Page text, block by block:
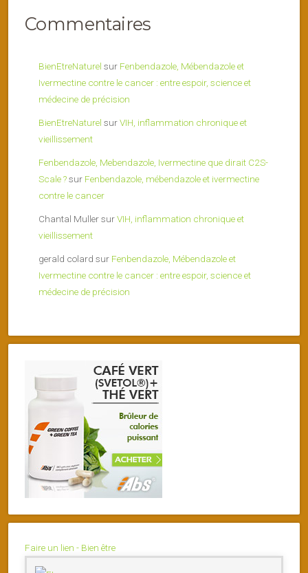
Commentaires
BienEtreNaturel sur Fenbendazole, Mébendazole et
Ivermectine contre le cancer : entre espoir, science et
médecine de précision
BienEtreNaturel surVIH, inflammation chronique et
vieillissement
Fenbendazole, Mebendazole, Ivermectine que dirait C2S-
Scale ?sur Fenbendazole, mébendazole et ivermectine
contre le cancer
Chantal MullersurVIH, inflammation chronique et
vieillissement
gerald colard sur Fenbendazole, Mébendazole et
Ivermectine contre le cancer : entre espoir, science et
médecine de précision
Faire un lien - Bien être